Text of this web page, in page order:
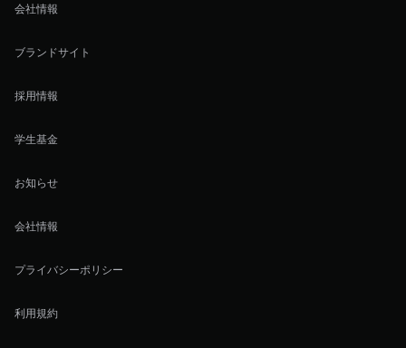
会社情報
ブランドサイト
採用情報
学生基金
お知らせ
会社情報
プライバシーポリシー
利用規約